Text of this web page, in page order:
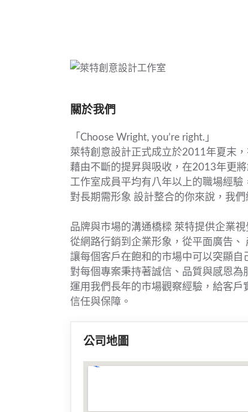
關於我們
「Choose Wright, you’re right.」
萊特創意設計正式成立於2011年夏末
藉由不斷的提昇與吸收，在2013年更
工作室成員平均有八年以上的職場經驗
對長期需形象 設計整合的你來說，我
品牌與市場的溝通橋樑 萊特提供企業視
從網路行銷到企業形象，從平面廣告、
讓每個客戶在飽和的市場中可以突顯自
對每個專案秉持著誠信、品質與感恩為
運用我們長年的市場觀察經驗，給客
信任與保障。
公司地圖